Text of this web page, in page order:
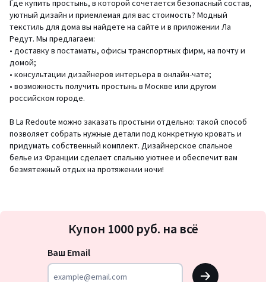
Где купить простынь, в которой сочетается безопасный состав,
уютный дизайн и приемлемая для вас стоимость? Модный
текстиль для дома вы найдете на сайте и в приложении Ла
Редут. Мы предлагаем:
• доставку в постаматы, офисы транспортных фирм, на почту и
домой;
• консультации дизайнеров интерьера в онлайн-чате;
• возможность получить простынь в Москве или другом
российском городе.
В La Redoute можно заказать простыни отдельно: такой способ
позволяет собрать нужные детали под конкретную кровать и
придумать собственный комплект. Дизайнерское спальное
белье из Франции сделает спальню уютнее и обеспечит вам
безмятежный отдых на протяжении ночи!
на
Купон 1000 руб. на всё
Ваш Email
OK